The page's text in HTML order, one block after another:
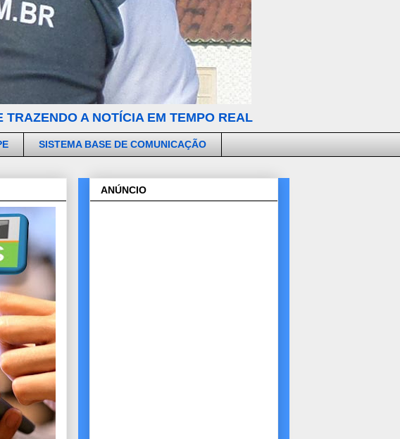
A NOTÍCIA EM TEMPO REAL
SISTEMA BASE DE COMUNICAÇÃO
ANÚNCIO